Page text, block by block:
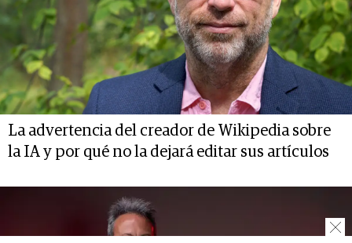
La advertencia del creador de Wikipedia sobre
la IA y por qué no la dejará editar sus artículos